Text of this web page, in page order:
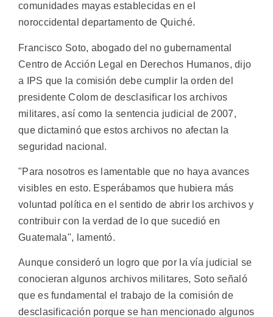
comunidades mayas establecidas en el
noroccidental departamento de Quiché.
Francisco Soto, abogado del no gubernamental
Centro de Acción Legal en Derechos Humanos, dijo
a IPS que la comisión debe cumplir la orden del
presidente Colom de desclasificar los archivos
militares, así como la sentencia judicial de 2007,
que dictaminó que estos archivos no afectan la
seguridad nacional.
"Para nosotros es lamentable que no haya avances
visibles en esto. Esperábamos que hubiera más
voluntad política en el sentido de abrir los archivos y
contribuir con la verdad de lo que sucedió en
Guatemala", lamentó.
Aunque consideró un logro que por la vía judicial se
conocieran algunos archivos militares, Soto señaló
que es fundamental el trabajo de la comisión de
desclasificación porque se han mencionado algunos